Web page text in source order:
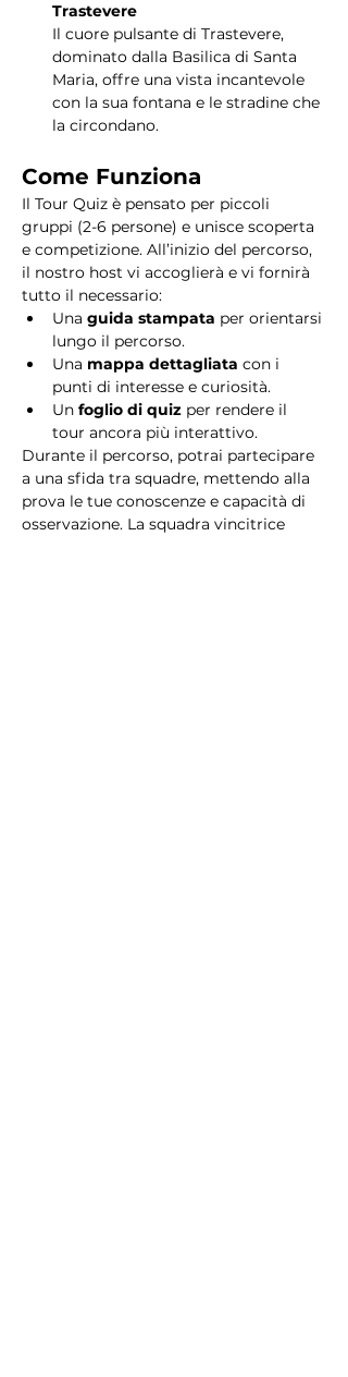
Trastevere
Il cuore pulsante di Trastevere,
dominato dalla Basilica di Santa
Maria, offre una vista incantevole
con la sua fontana e le stradine che
la circondano.
Come Funziona
Il Tour Quiz è pensato per piccoli
gruppi (2-6 persone) e unisce scoperta
e competizione. All’inizio del percorso,
il nostro host vi accoglierà e vi fornirà
tutto il necessario:
Una guida stampata per orientarsi
lungo il percorso.
Una mappa dettagliata con i
punti di interesse e curiosità.
Un foglio di quiz per rendere il
tour ancora più interattivo.
Durante il percorso, potrai partecipare
a una sfida tra squadre, mettendo alla
prova le tue conoscenze e capacità di
osservazione. La squadra vincitrice